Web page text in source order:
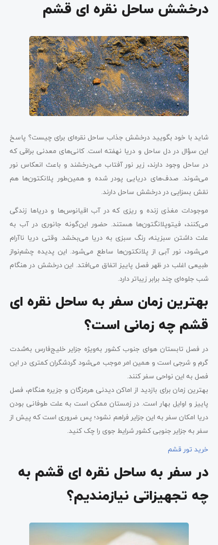
درخشش ساحل نقره‌ ای قشم
شاید با خود بگویید درخشش جذاب ساحل نقره‌ای برای چیست؟ پاسخ
این سؤال در دل ساحل و دریا نهفته است. کانی‌های معدنی براقی که
در ساحل وجود دارند، زیر نور آفتاب می‌درخشند و باعث انعکاس نور
می‌شوند. صدف‌های دریایی پودر شده و همین‌طور پلانکتون‌ها هم
نقش بسزایی در درخشش ساحل دارند.
موجودات مغذی زنده و ریزی که در آب اقیانوس‌ها و دریاها زندگی
می‌کنند، فیتوپلانگتون‌ها هستند. حضور این‌گونه جانوری در آب به
علت داشتن سبزینه، رنگ سبزی به دریا می‌بخشد. وقتی دریا ناآرام
می‌شود، نور آبی از پلانکتون‌ها ساطع می‌شود. این پدیده چشم‌نواز
طبیعی اغلب در ظهر فصل پاییز اتفاق می‌افتد. این درخشش در هنگام
شب جلوه‌ای چند برابر زیباتر دارد.
بهترین زمان سفر به ساحل نقره‌ ای
قشم چه زمانی است؟
در فصل تابستان هوای جنوب کشور به‌ویژه جزایر خلیج‌فارس به‌شدت
گرم و شرجی است و همین امر موجب می‌شود گردشگران کمتری در این
فصل به این نواحی سفر کنند.
بهترین زمان برای بازدید از اماکن دیدنی هرمزگان و جزیره هنگام، فصل
پاییز و اوایل بهار است. در زمستان ممکن است به‌ علت طوفانی بودن
دریا امکان سفر به این جزایر فراهم نشود؛ پس ضروری است که پیش از
سفر به جزایر جنوبی کشور شرایط جوی را چک کنید.
خرید تور قشم
در سفر به ساحل نقره ای قشم به
چه تجهیزاتی نیازمندیم؟